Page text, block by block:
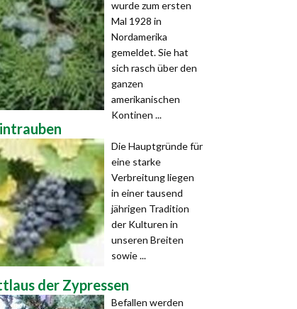
wurde zum ersten
Mal 1928 in
Nordamerika
gemeldet. Sie hat
sich rasch über den
ganzen
amerikanischen
Kontinen ...
Die Hauptgründe für
eine starke
Verbreitung liegen
in einer tausend
jährigen Tradition
der Kulturen in
unseren Breiten
sowie ...
der Zypressen
Befallen werden